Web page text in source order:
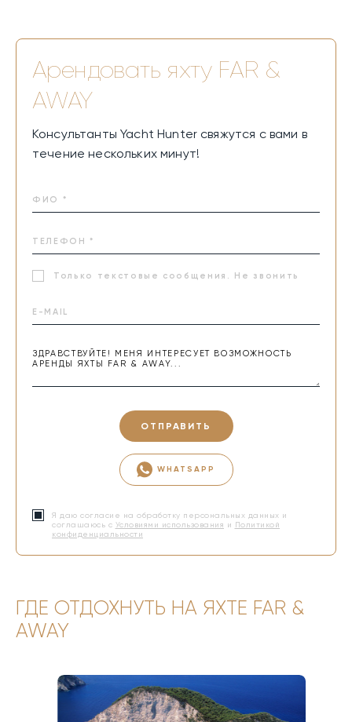
Арендовать яхту FAR &
AWAY
Консультанты Yacht Hunter свяжутся с вами в
течение нескольких минут!
Только текстовые сообщения. Не звонить
ОТПРАВИТЬ
WHATSAPP
Я даю согласие на обработку персональных данных и
соглашаюсь с Условиями использования и Политикой
конфиденциальности
ГДЕ ОТДОХНУТЬ НА ЯХТЕ FAR &
AWAY